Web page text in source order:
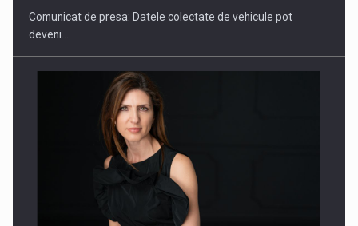
PUTTING ROMANIAN CORPORATE COMPANIES ON THE
INTERNATIONAL BUSINESS SCENE
Comunicat de presa: Datele colectate de vehicule pot
deveni…